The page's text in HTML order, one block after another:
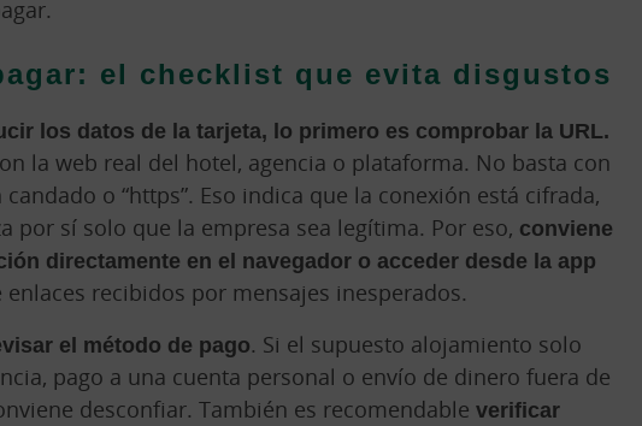
el checklist que evita disgustos
los datos de la tarjeta, lo primero es comprobar la URL.
la web real del hotel, agencia o plataforma. No basta con
o “https”. Eso indica que la conexión está cifrada,
por sí solo que la empresa sea legítima. Por eso, conviene
directamente en el navegador o acceder desde la app
enlaces recibidos por mensajes inesperados.
el método de pago. Si el supuesto alojamiento solo
pago a una cuenta personal o envío de dinero fuera de
desconfiar. También es recomendable verificar